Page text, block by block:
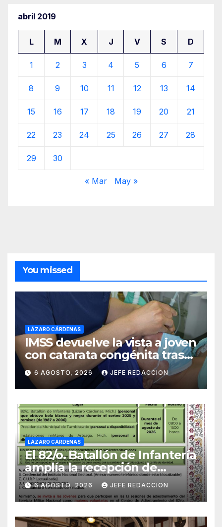
abril 2019
L M X J V S D
1 2 3 4 5 6 7
8 9 10 11 12 13 14
15 16 17 18 19 20 21
22 23 24 25 26 27 28
29 30
« Mar May »
You missed
LÁZARO CÁRDENAS
IMSS devuelve la vista a joven
con catarata congénita tras
23 años de limitación visual
6 AGOSTO, 2026 JEFE REDACCION
LÁZARO CÁRDENAS
El 82/o. Batallón de Infantería
amplía la recepción de
documentos para obtener La
Catilla del Servicio Militar
Nacional
6 AGOSTO, 2026 JEFE REDACCION